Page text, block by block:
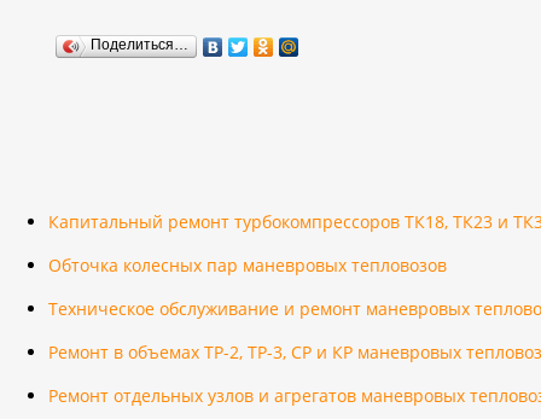
Поделиться…
Капитальный ремонт турбокомпрессоров ТК18, ТК23 и
Обточка колесных пар маневровых тепловозов
Техническое обслуживание и ремонт маневровых
Ремонт в объемах ТР-2, ТР-3, СР и КР маневровых
Ремонт отдельных узлов и агрегатов маневровых